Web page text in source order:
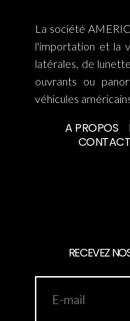
La société
l'importation et la
latérales, de
ouvrants ou
véhicules
A PROPOS
CONTACT
RECEVEZ